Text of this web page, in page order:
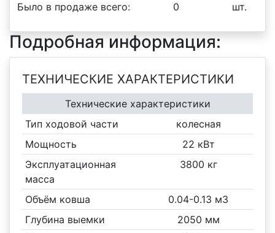
Было в продаже всего: 0 шт.
Подробная информация:
ТЕХНИЧЕСКИЕ ХАРАКТЕРИСТИКИ
Технические характеристики
Тип ходовой части
колесная
Мощность
22 кВт
Эксплуатационная
масса
3800 кг
Объём ковша
0.04-0.13 м3
Глубина выемки
2050 мм